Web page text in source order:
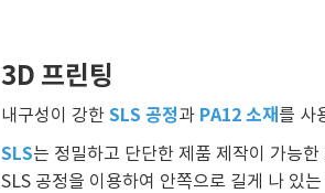
3D 프린팅
내구성이 강한 SLS 공정과 PA12 소재 를 사
SLS는 정밀하고 단단한 제품 제작이 가능한
SLS 공정을 이용하여 안쪽으로 길게 나 있